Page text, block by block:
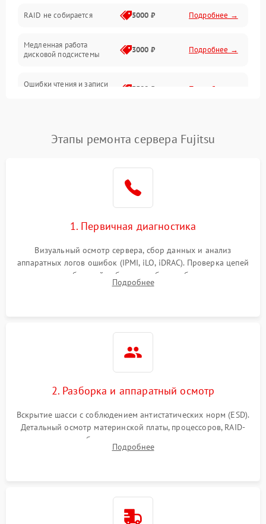
Контроллеры и интерфейсы
Виртуализация и сервисы
Программные сбои
Влага и внешные воздействия
RAID не собирается 5000 ₽ Подробнее →
Медленная работа
дисковой подсистемы
3000 ₽ Подробнее →
Ошибки чтения и записи
3500 ₽ Подробнее →
Этапы ремонта сервера Fujitsu
1. Первичная диагностика
Визуальный осмотр сервера, сбор данных и анализ
аппаратных логов ошибок (IPMI, iLO, iDRAC). Проверка цепей
питания и базовой работоспособности без вскрытия
корпуса для быстрой локализации сбоя.
Подробнее
2. Разборка и аппаратный осмотр
Вскрытие шасси с соблюдением антистатических норм (ESD).
Детальный осмотр материнской платы, процессоров, RAID-
контроллеров и блоков питания на наличие термических
повреждений, прогаров или окислений.
Подробнее